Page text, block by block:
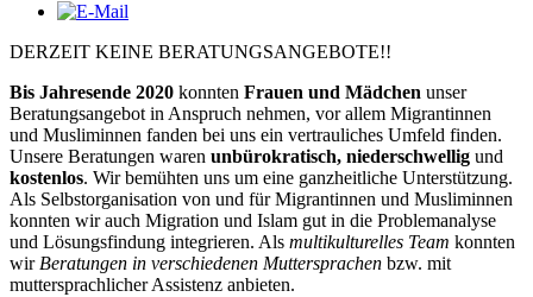
DERZEIT KEINE BERATUNGSANGEBOTE!!
Bis Jahresende 2020 konnten Frauen und Mädchen unser
Beratungsangebot in Anspruch nehmen, vor allem Migrantinnen
und Musliminnen fanden bei uns ein vertrauliches Umfeld finden.
Unsere Beratungen waren unbürokratisch, niederschwellig und
kostenlos. Wir bemühten uns um eine ganzheitliche Unterstützung.
Als Selbstorganisation von und für Migrantinnen und Musliminnen
konnten wir auch Migration und Islam gut in die Problemanalyse
und Lösungsfindung integrieren. Als multikulturelles Team konnten
wir Beratungen in verschiedenen Muttersprachen bzw. mit
muttersprachlicher Assistenz anbieten.